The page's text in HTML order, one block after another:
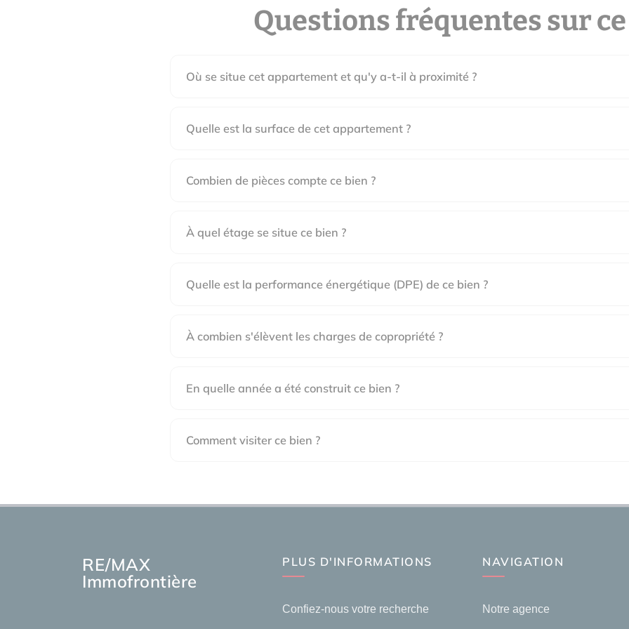
Questions fréquentes sur
Où se situe cet appartement et qu'y a-t-il à proximité ?
Quelle est la surface de cet appartement ?
Combien de pièces compte ce bien ?
À quel étage se situe ce bien ?
Quelle est la performance énergétique (DPE) de ce bien ?
À combien s'élèvent les charges de copropriété ?
En quelle année a été construit ce bien ?
Comment visiter ce bien ?
RE/MAX
Immofrontière
PLUS D'INFORMATIONS
Confiez-nous votre recherche
NAVIGATION
Notre agence